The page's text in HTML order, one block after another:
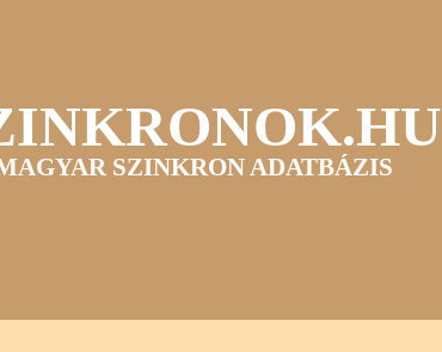
SZINKRON ADATBÁZIS